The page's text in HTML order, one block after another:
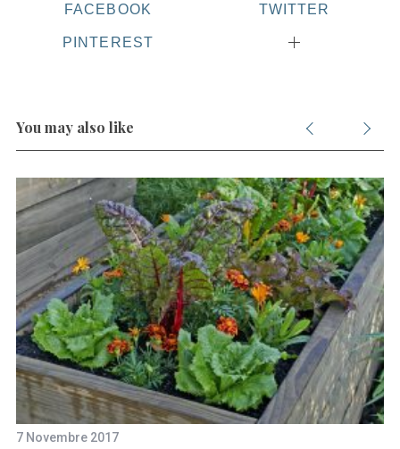
FACEBOOK TWITTER
PINTEREST
You may also like
7 Novembre 2017